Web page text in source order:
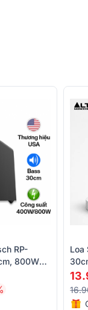
loa từ chất liệu
chất âm trầm
thấp vẫn rõ
RP-
800W
Loa